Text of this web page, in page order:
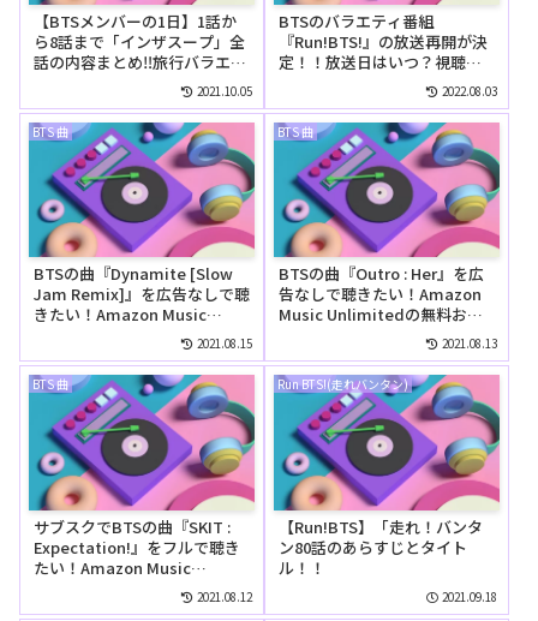
【BTSメンバーの1日】1話か
ら8話まで「インザスープ」全
話の内容まとめ‼旅行バラエテ
ィ番組【In the SOOP BTS2021.10.05
BTSのバラエティ番組
『Run!BTS!』の放送再開が決
定！！放送日はいつ？視聴方
2022.08.03
BTS 曲
BTSの曲『Dynamite [Slow
Jam Remix]』を広告なしで聴
きたい！Amazon Music
Unlimitedの無料お試しでリ
ピートして聴ける？
2021.08.15
BTS 曲
BTSの曲『Outro : Her』を広
告なしで聴きたい！Amazon
Music Unlimitedの無料お試
しでリピートして聴ける？2021.08.13
BTS 曲
サブスクでBTSの曲『SKIT :
Expectation!』をフルで聴き
たい！Amazon Music
Unlimitedでは無料で聴け
る？
2021.08.12
Run BTS!(走れバンタン)
【Run!BTS】「走れ！バンタ
ン80話のあらすじとタイト
ル！！
2021.09.18